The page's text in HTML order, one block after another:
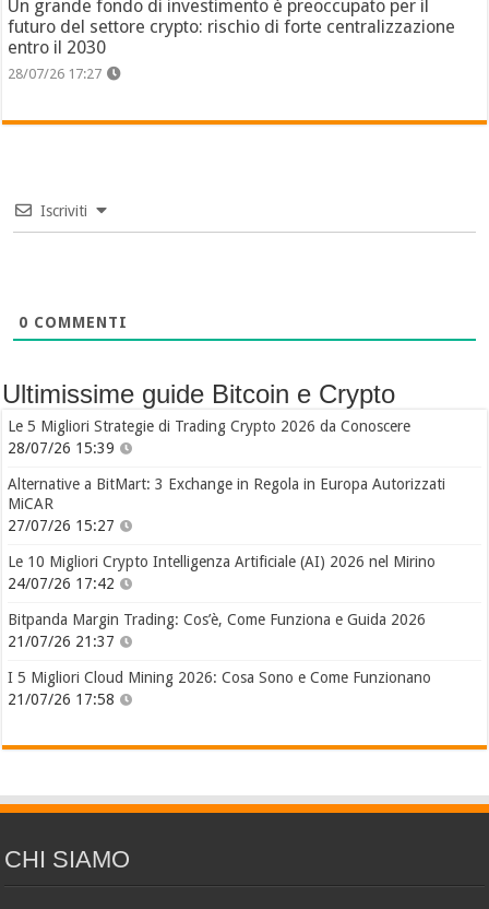
Un grande fondo di investimento è preoccupato per il
futuro del settore crypto: rischio di forte centralizzazione
entro il 2030
28/07/26 17:27
Iscriviti
0 COMMENTI
Ultimissime guide Bitcoin e Crypto
Le 5 Migliori Strategie di Trading Crypto 2026 da Conoscere
28/07/26 15:39
Alternative a BitMart: 3 Exchange in Regola in Europa Autorizzati
MiCAR
27/07/26 15:27
Le 10 Migliori Crypto Intelligenza Artificiale (AI) 2026 nel Mirino
24/07/26 17:42
Bitpanda Margin Trading: Cos’è, Come Funziona e Guida 2026
21/07/26 21:37
I 5 Migliori Cloud Mining 2026: Cosa Sono e Come Funzionano
21/07/26 17:58
CHI SIAMO